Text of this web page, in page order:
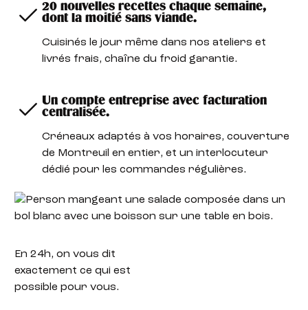
20 nouvelles recettes chaque semaine,
dont la moitié sans viande.
Cuisinés le jour même dans nos ateliers et
livrés frais, chaîne du froid garantie.
Un compte entreprise avec facturation
centralisée.
Créneaux adaptés à vos horaires, couverture
de Montreuil en entier, et un interlocuteur
dédié pour les commandes régulières.
En 24h, on vous dit
exactement ce qui est
possible pour vous.